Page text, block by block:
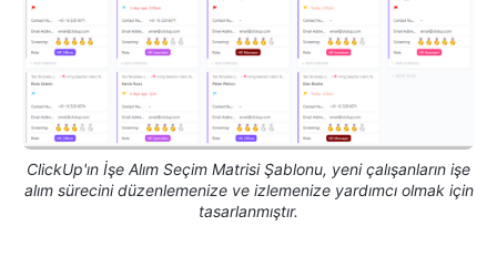
ClickUp'ın İşe Alım Seçim Matrisi Şablonu, yeni çalışanların işe
alım sürecini düzenlemenize ve izlemenize yardımcı olmak için
tasarlanmıştır.